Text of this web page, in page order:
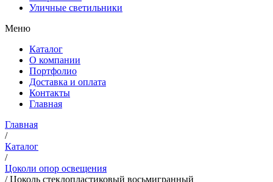
Уличные светильники
Меню
Каталог
О компании
Портфолио
Доставка и оплата
Контакты
Главная
Главная
/
Каталог
/
Цоколи опор освещения
/Цоколь стеклопластиковый восьмигранный